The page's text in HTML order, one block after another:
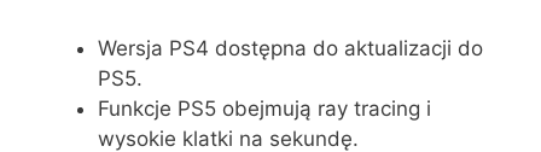
Wersja PS4 dostępna do aktualizacji do
PS5.
Funkcje PS5 obejmują ray tracing i
wysokie klatki na sekundę.